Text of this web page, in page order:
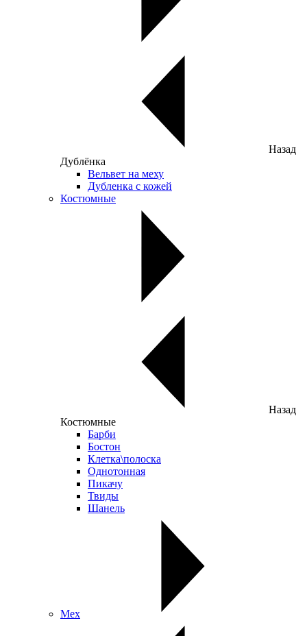
Назад
Дублёнка
Вельвет на меху
Дубленка с кожей
Костюмные
Назад
Костюмные
Барби
Бостон
Клетка\полоска
Однотонная
Пикачу
Твиды
Шанель
Мех